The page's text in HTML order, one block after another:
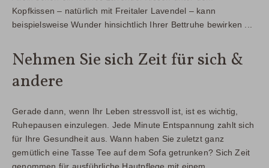
Kopfkissen – natürlich mit Freitaler Lavendel – kann
beispielsweise Wunder hinsichtlich Ihrer Bettruhe bewirken ...
Nehmen Sie sich Zeit für sich &
andere
Gerade dann, wenn Ihr Leben stressvoll ist, ist es wichtig,
Ruhepausen einzulegen. Jede Minute Entspannung zahlt sich
für Ihre Gesundheit aus. Wann haben Sie zuletzt ganz
gemütlich eine Tasse Tee auf dem Sofa getrunken? Sich Zeit